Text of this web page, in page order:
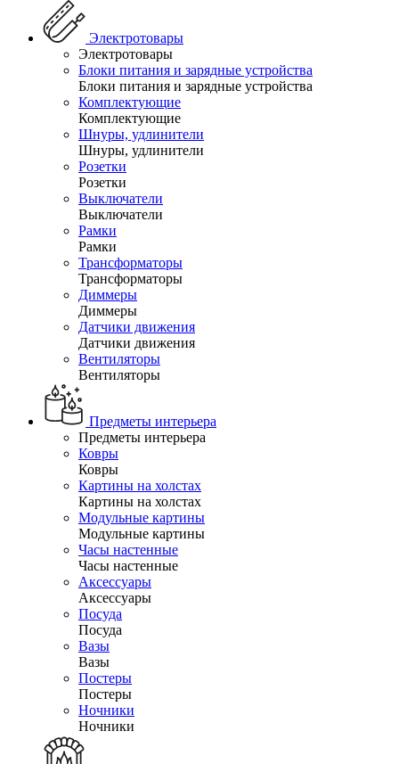
Электротовары
Электротовары
Блоки питания и зарядные устройства
Блоки питания и зарядные устройства
Комплектующие
Комплектующие
Шнуры, удлинители
Шнуры, удлинители
Розетки
Розетки
Выключатели
Выключатели
Рамки
Рамки
Трансформаторы
Трансформаторы
Диммеры
Диммеры
Датчики движения
Датчики движения
Вентиляторы
Вентиляторы
Предметы интерьера
Предметы интерьера
Ковры
Ковры
Картины на холстах
Картины на холстах
Модульные картины
Модульные картины
Часы настенные
Часы настенные
Аксессуары
Аксессуары
Посуда
Посуда
Вазы
Вазы
Постеры
Постеры
Ночники
Ночники